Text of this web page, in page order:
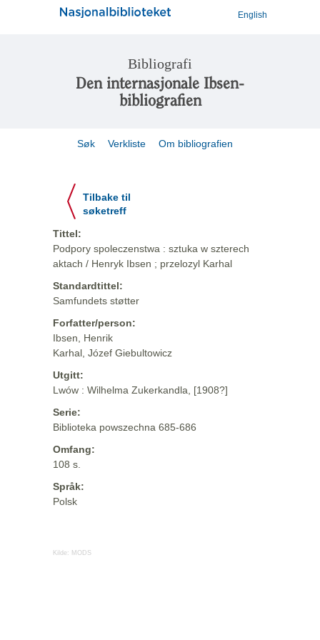
English
Bibliografi
Den internasjonale Ibsen-
bibliografien
Søk Verkliste Om bibliografien
Tilbake til
søketreff
Tittel:
Podpory spoleczenstwa : sztuka w szterech
aktach / Henryk Ibsen ; przelozyl Karhal
Standardtittel:
Samfundets støtter
Forfatter/person:
Ibsen, Henrik
Karhal, Józef Giebultowicz
Utgitt:
Lwów : Wilhelma Zukerkandla, [1908?]
Serie:
Biblioteka powszechna 685-686
Omfang:
108 s.
Språk:
Polsk
Kilde: MODS